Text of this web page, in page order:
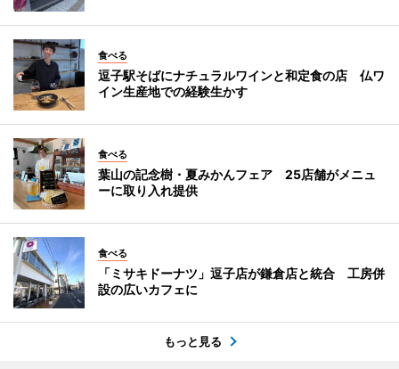
食べる
逗子駅そばにナチュラルワインと和定食の店 仏ワ
イン生産地での経験生かす
食べる
葉山の記念樹・夏みかんフェア 25店舗がメニュ
ーに取り入れ提供
食べる
「ミサキドーナツ」逗子店が鎌倉店と統合 工房併
設の広いカフェに
もっと見る